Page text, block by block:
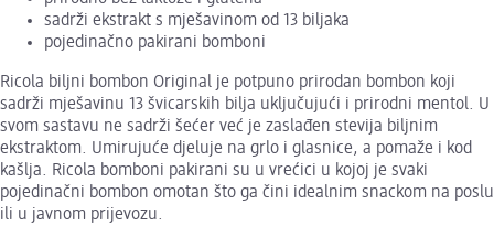
sadrži ekstrakt s mješavinom od 13 biljaka
pojedinačno pakirani bomboni
Ricola biljni bombon Original je potpuno prirodan bombon koji
sadrži mješavinu 13 švicarskih bilja uključujući i prirodni mentol. U
svom sastavu ne sadrži šećer već je zaslađen stevija biljnim
ekstraktom. Umirujuće djeluje na grlo i glasnice, a pomaže i kod
kašlja. Ricola bomboni pakirani su u vrećici u kojoj je svaki
pojedinačni bombon omotan što ga čini idealnim snackom na poslu
ili u javnom prijevozu.